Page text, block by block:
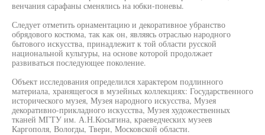
венчания сарафаны сменялись на юбки-поневы.
Следует отметить орнаментацию и декоративное убранство
обрядового костюма, так как он, являясь отраслью народного
бытового искусства, принадлежит к той области русской
национальной культуры, на основе которой продолжает
развиваться последующее поколение.
Объект исследования определился характером подлинного
материала, хранящегося в музейных коллекциях: Государственного
исторического музея, Музея народного искусства, Музея
декоративно-прикладного искусства, Музея художественных
тканей МГТУ им. А.Н.Косыгина, краеведческих музеев
Каргополя, Вологды, Твери, Московской области.